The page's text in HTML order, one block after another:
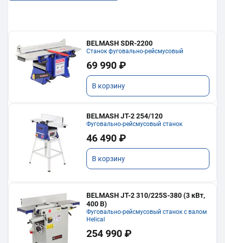
BELMASH SDR-2200
Станок фуговально-рейсмусовый
69 990 ₽
В корзину
BELMASH JT-2 254/120
Фуговально-рейсмусовый станок
46 490 ₽
В корзину
BELMASH JT-2 310/225S-380 (3 кВт,
400 В)
Фуговально-рейсмусовый станок с валом
Helical
254 990 ₽